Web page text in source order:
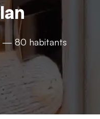
80 habitants